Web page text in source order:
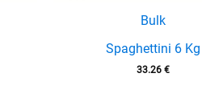
Bulk
Spaghettini 6 Kg
33.26 €